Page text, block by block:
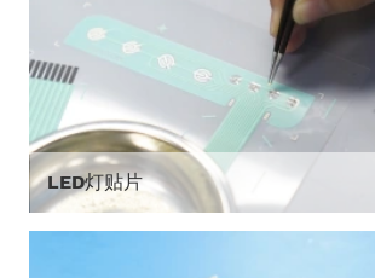
LED灯贴片